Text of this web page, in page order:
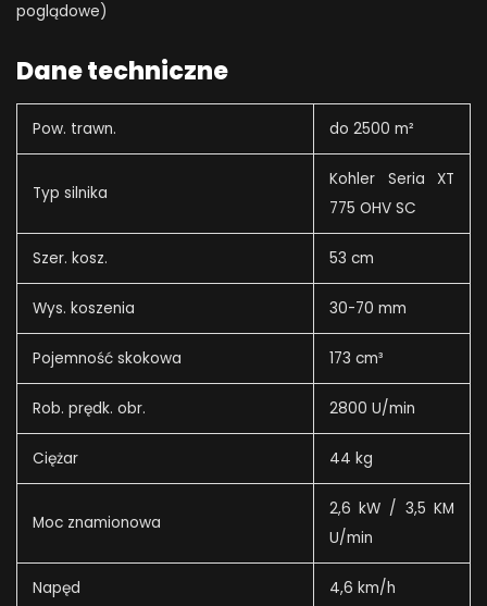
poglądowe)
Dane techniczne
Pow. trawn. do 2500 m²
Typ silnika
Kohler Seria XT
775 OHV SC
Szer. kosz. 53 cm
Wys. koszenia 30-70 mm
Pojemność skokowa 173 cm³
Rob. prędk. obr. 2800 U/min
Ciężar 44 kg
Moc znamionowa
2,6 kW / 3,5 KM
U/min
Napęd 4,6 km/h